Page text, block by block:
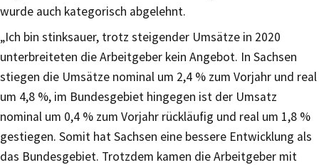
wurde auch kategorisch abgelehnt.
„Ich bin stinksauer, trotz steigender Umsätze in 2020
unterbreiteten die Arbeitgeber kein Angebot. In Sachsen
stiegen die Umsätze nominal um 2,4 % zum Vorjahr und real
um 4,8 %, im Bundesgebiet hingegen ist der Umsatz
nominal um 0,4 % zum Vorjahr rückläufig und real um 1,8 %
gestiegen. Somit hat Sachsen eine bessere Entwicklung als
das Bundesgebiet. Trotzdem kamen die Arbeitgeber mit